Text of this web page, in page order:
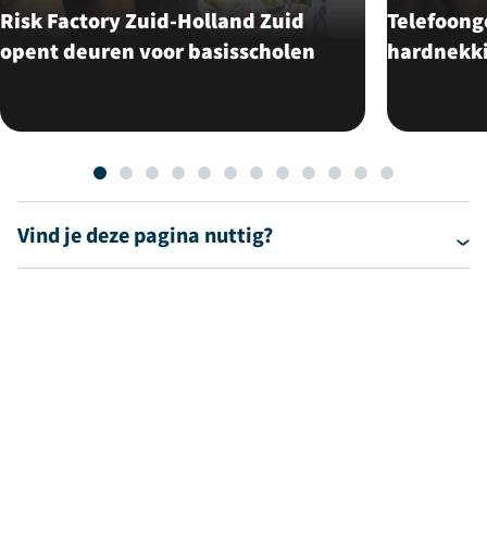
Risk Factory Zuid-Holland Zuid
opent deuren voor basisscholen
Vind je deze pagina nuttig?